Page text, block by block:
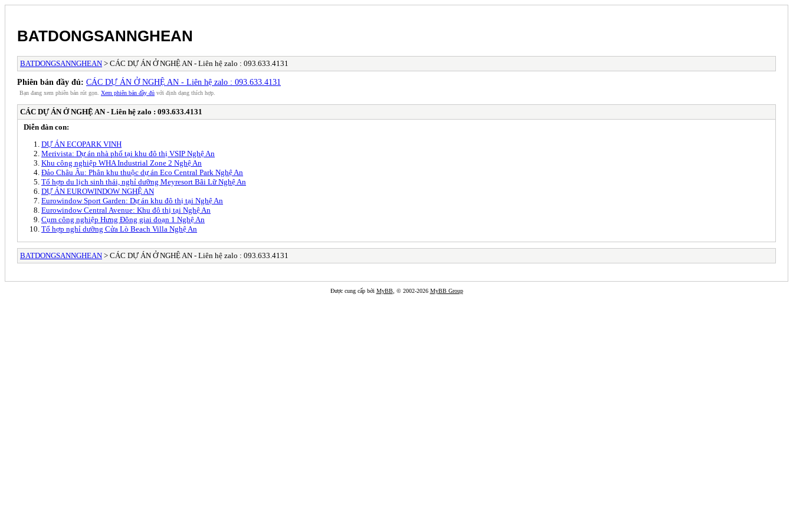
BATDONGSANNGHEAN
BATDONGSANNGHEAN > CÁC DỰ ÁN Ở NGHỆ AN - Liên hệ zalo : 093.633.4131
Phiên bản đầy đủ: CÁC DỰ ÁN Ở NGHỆ AN - Liên hệ zalo : 093.633.4131
Bạn đang xem phiên bản rút gọn. Xem phiên bản đầy đủ với định dạng thích hợp.
CÁC DỰ ÁN Ở NGHỆ AN - Liên hệ zalo : 093.633.4131
Diễn đàn con:
DỰ ÁN ECOPARK VINH
Merivista: Dự án nhà phố tại khu đô thị VSIP Nghệ An
Khu công nghiệp WHA Industrial Zone 2 Nghệ An
Đảo Châu Âu: Phân khu thuộc dự án Eco Central Park Nghệ An
Tổ hợp du lịch sinh thái, nghỉ dưỡng Meyresort Bãi Lữ Nghệ An
DỰ ÁN EUROWINDOW NGHỆ AN
Eurowindow Sport Garden: Dự án khu đô thị tại Nghệ An
Eurowindow Central Avenue: Khu đô thị tại Nghệ An
Cụm công nghiệp Hưng Đông giai đoạn 1 Nghệ An
Tổ hợp nghỉ dưỡng Cửa Lò Beach Villa Nghệ An
BATDONGSANNGHEAN > CÁC DỰ ÁN Ở NGHỆ AN - Liên hệ zalo : 093.633.4131
Được cung cấp bởi MyBB, © 2002-2026 MyBB Group